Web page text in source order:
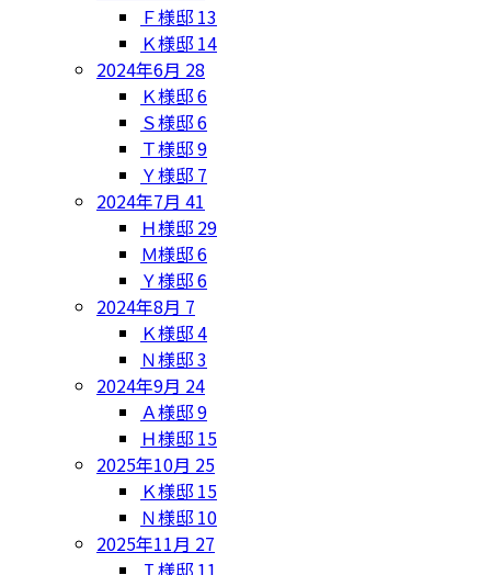
Ｆ様邸 13
Ｋ様邸 14
2024年6月 28
Ｋ様邸6
Ｓ様邸6
Ｔ様邸9
Ｙ様邸 7
2024年7月 41
Ｈ様邸 29
Ｍ様邸6
Ｙ様邸6
2024年8月 7
Ｋ様邸4
Ｎ様邸3
2024年9月 24
Ａ様邸9
Ｈ様邸 15
2025年10月 25
Ｋ様邸 15
Ｎ様邸 10
2025年11月 27
Ｉ様邸 11